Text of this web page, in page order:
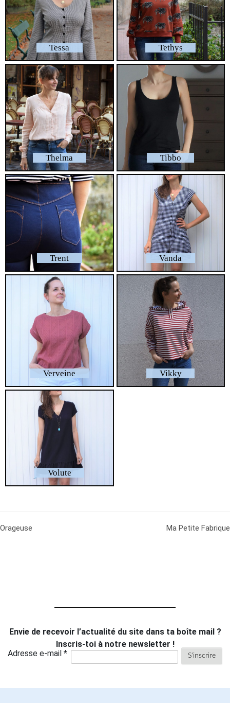
Tessa Tethys
Thelma Tibbo
Trent Vanda
Verveine Vikky
Volute
Orageuse Ma Petite Fabrique
Envie de recevoir l’actualité du site dans ta boîte mail ?
Inscris-toi à notre newsletter !
Adresse e-mail *